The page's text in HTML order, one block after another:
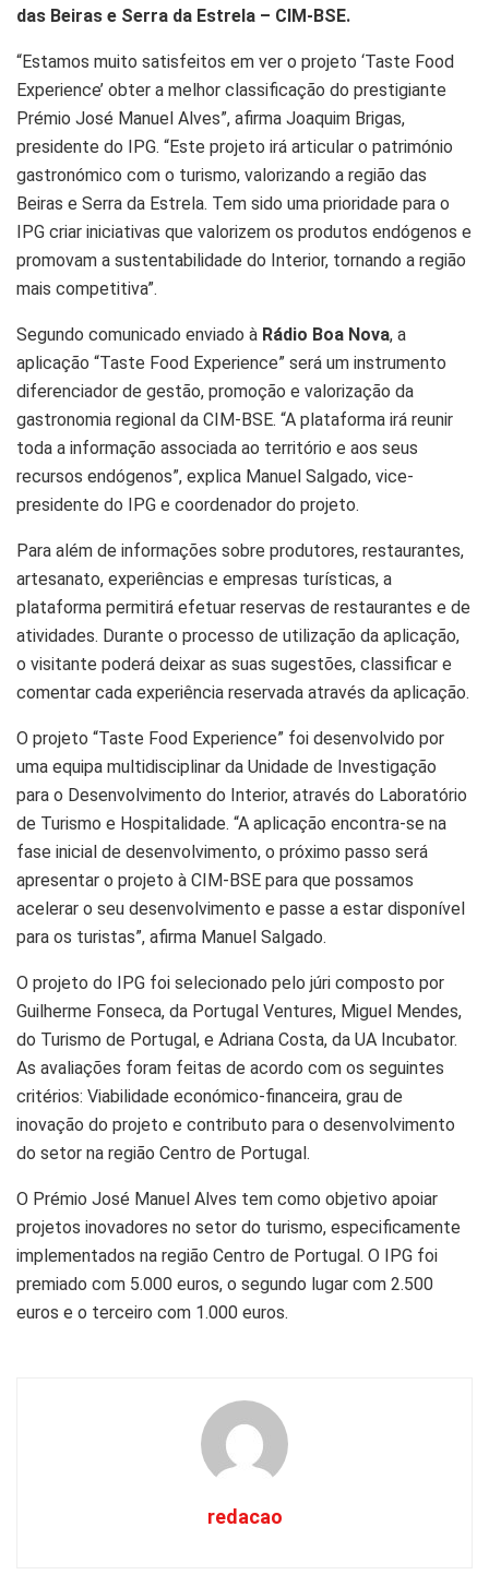
das Beiras e Serra da Estrela – CIM-BSE.
“Estamos muito satisfeitos em ver o projeto ‘Taste Food
Experience’ obter a melhor classificação do prestigiante
Prémio José Manuel Alves”, afirma Joaquim Brigas,
presidente do IPG. “Este projeto irá articular o património
gastronómico com o turismo, valorizando a região das
Beiras e Serra da Estrela. Tem sido uma prioridade para o
IPG criar iniciativas que valorizem os produtos endógenos e
promovam a sustentabilidade do Interior, tornando a região
mais competitiva”.
Segundo comunicado enviado à Rádio Boa Nova, a
aplicação “Taste Food Experience” será um instrumento
diferenciador de gestão, promoção e valorização da
gastronomia regional da CIM-BSE. “A plataforma irá reunir
toda a informação associada ao território e aos seus
recursos endógenos”, explica Manuel Salgado, vice-
presidente do IPG e coordenador do projeto.
Para além de informações sobre produtores, restaurantes,
artesanato, experiências e empresas turísticas, a
plataforma permitirá efetuar reservas de restaurantes e de
atividades. Durante o processo de utilização da aplicação,
o visitante poderá deixar as suas sugestões, classificar e
comentar cada experiência reservada através da aplicação.
O projeto “Taste Food Experience” foi desenvolvido por
uma equipa multidisciplinar da Unidade de Investigação
para o Desenvolvimento do Interior, através do Laboratório
de Turismo e Hospitalidade. “A aplicação encontra-se na
fase inicial de desenvolvimento, o próximo passo será
apresentar o projeto à CIM-BSE para que possamos
acelerar o seu desenvolvimento e passe a estar disponível
para os turistas”, afirma Manuel Salgado.
O projeto do IPG foi selecionado pelo júri composto por
Guilherme Fonseca, da Portugal Ventures, Miguel Mendes,
do Turismo de Portugal, e Adriana Costa, da UA Incubator.
As avaliações foram feitas de acordo com os seguintes
critérios: Viabilidade económico-financeira, grau de
inovação do projeto e contributo para o desenvolvimento
do setor na região Centro de Portugal.
O Prémio José Manuel Alves tem como objetivo apoiar
projetos inovadores no setor do turismo, especificamente
implementados na região Centro de Portugal. O IPG foi
premiado com 5.000 euros, o segundo lugar com 2.500
euros e o terceiro com 1.000 euros.
redacao